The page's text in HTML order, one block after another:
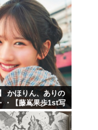
かほりん、ありの
・【藤嶌果歩1st写